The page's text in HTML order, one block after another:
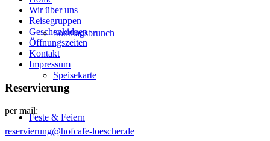
Sonntagsbrunch
Speisekarte
Feste & Feiern
Wir über uns
Reisegruppen
Geschenkideen
Öffnungszeiten
Kontakt
Impressum
Reservierung
per mail:
reservierung@hofcafe-loescher.de